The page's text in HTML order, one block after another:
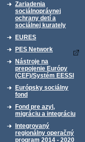
Zariadenia
sociálnoprávnej
ochrany detí a
sociálnej kurately
EURES
PES Network
Nástroje na
prepojenie Európy
(CEF)/Systém EESSI
Európsky sociálny
fond
Fond pre azyl,
migráciu a integráciu
Integrovaný
regionálny operačný
program 2014 - 2020